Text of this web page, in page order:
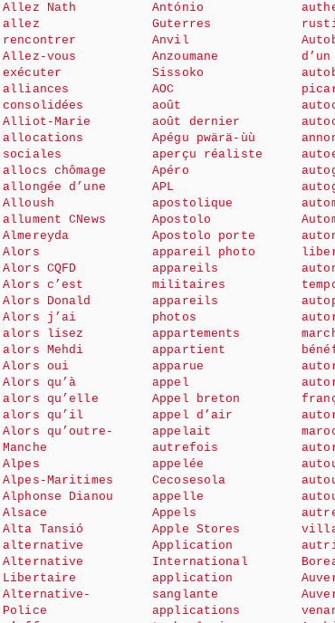
Allez Nath
allez
rencontrer
Allez-vous
exécuter
alliances
consolidées
Alliot-Marie
allocations
sociales
allocs chômage
allongée d’une
Alloush
allument CNews
Almereyda
Alors
Alors CQFD
Alors c’est
Alors Donald
Alors j’ai
alors lisez
alors Mehdi
Alors oui
Alors qu’à
alors qu’elle
alors qu’il
Alors qu’outre-
Manche
Alpes
Alpes-Maritimes
Alphonse Dianou
Alsace
Alta Tansió
alternative
Alternative
Libertaire
Alternative-
Police
António
Guterres
Anvil
Anzoumane
Sissoko
AOC
août
août dernier
Apégu pwärä-ùù
aperçu réaliste
Apéro
APL
apostolique
Apostolo
Apostolo porte
appareil photo
appareils
militaires
appareils
photos
appartements
appartient
apparue
appel
Appel breton
appel d’air
appelait
autrefois
appelée
Cecosesola
appelle
Appels
Apple Stores
Application
International
application
sanglante
applications
d’un